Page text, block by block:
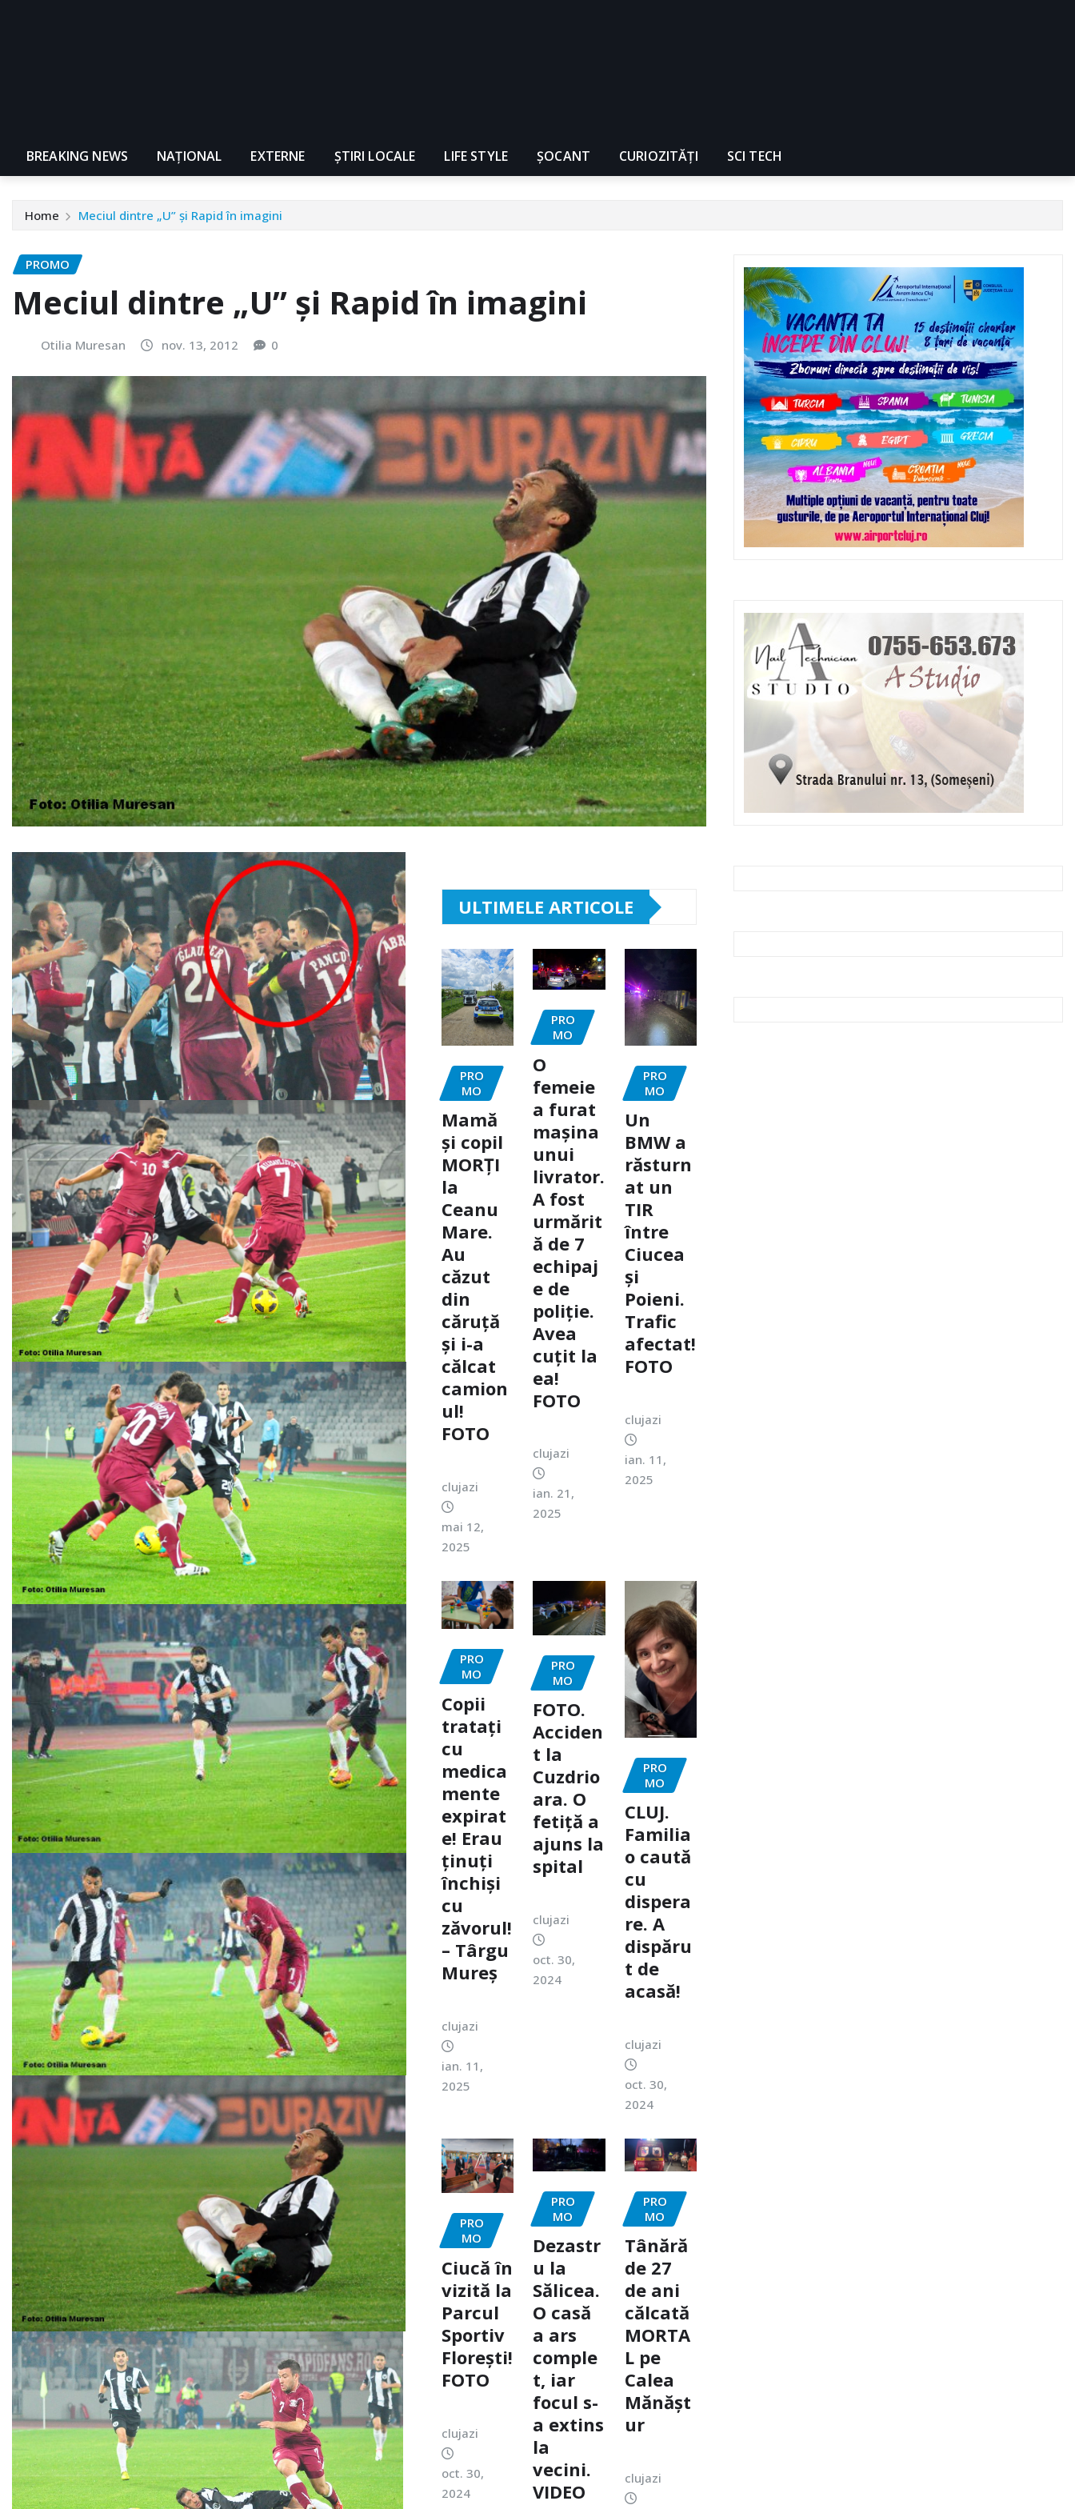
BREAKING NEWS NAŢIONAL EXTERNE ȘTIRI LOCALE LIFE STYLE ȘOCANT CURIOZITĂȚI SCI TECH
Home Meciul dintre „U” și Rapid în imagini
PROMO
Meciul dintre „U” și Rapid în imagini
Otilia Muresan nov. 13, 2012 0
ULTIMELE ARTICOLE
PRO
MO
Mamă
și copil
MORȚI
la
Ceanu
Mare.
Au
căzut
din
căruță
și i-a
călcat
camion
ul!
FOTO
clujazi
mai 12,
2025
PRO
MO
O
femeie
a furat
mașina
unui
livrator.
A fost
urmărit
ă de 7
echipaj
e de
poliție.
Avea
cuțit la
ea!
FOTO
clujazi
ian. 21,
2025
PRO
MO
Un
BMW a
răsturn
at un
TIR
între
Ciucea
și
Poieni.
Trafic
afectat!
FOTO
clujazi
ian. 11,
2025
PRO
MO
Copii
tratați
cu
medica
mente
expirat
e! Erau
ținuți
închiși
cu
zăvorul!
– Târgu
Mureș
clujazi
ian. 11,
2025
PRO
MO
FOTO.
Acciden
t la
Cuzdrio
ara. O
fetiță a
ajuns la
spital
clujazi
oct. 30,
2024
PRO
MO
CLUJ.
Familia
o caută
cu
dispera
re. A
dispăru
t de
acasă!
clujazi
oct. 30,
2024
PRO
MO
Ciucă în
vizită la
Parcul
Sportiv
Florești!
FOTO
clujazi
oct. 30,
2024
PRO
MO
Dezastr
u la
Sălicea.
O casă
a ars
comple
t, iar
focul s-
a extins
la
vecini.
VIDEO
PRO
MO
Tânără
de 27
de ani
călcată
MORTA
L pe
Calea
Mănășt
ur
clujazi